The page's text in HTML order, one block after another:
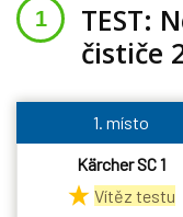
TEST:
čističe
1. místo
Kärcher SC 1
Vítěz testu